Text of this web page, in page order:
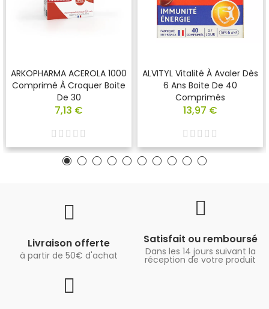
ARKOPHARMA ACEROLA 1000
Comprimé À Croquer Boite
De 30
7,13 €
ALVITYL Vitalité À Avaler Dès
6 Ans Boite De 40
Comprimés
13,97 €
Livraison offerte
à partir de 50€ d'achat
Satisfait ou remboursé
Dans les 14 jours suivant la
réception de votre produit